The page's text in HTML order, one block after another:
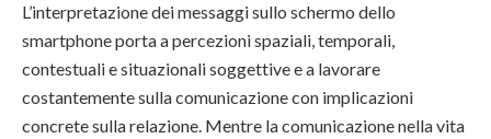
L’interpretazione dei messaggi sullo schermo dello
smartphone porta a percezioni spaziali, temporali,
contestuali e situazionali soggettive e a lavorare
costantemente sulla comunicazione con implicazioni
concrete sulla relazione. Mentre la comunicazione nella vita